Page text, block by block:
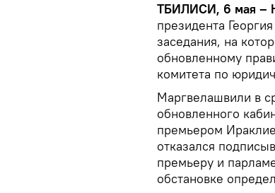
ТБИЛИСИ, 6 мая –
президента
заседания, на
обновленному
комитета по
Маргвелашвили в
обновленного
премьером
отказался
премьеру и
обстановке